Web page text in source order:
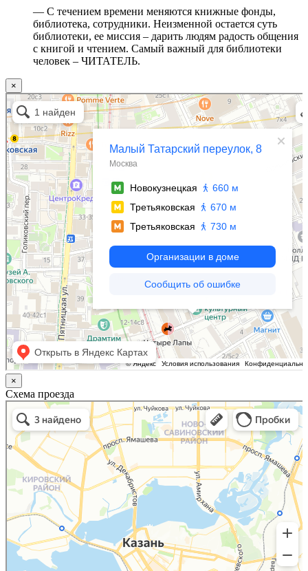
— С течением времени меняются книжные фонды,
библиотека, сотрудники. Неизменной остается суть
библиотеки, ее миссия – дарить людям радость общения
с книгой и чтением. Самый важный для библиотеки
человек – ЧИТАТЕЛЬ.
×
Москва
Малый Татарский переулок, 8 на карте Москвы, ближайшее метро Новокузнецкая —
Яндекс.Карты
×
Схема проезда
Казань
Малый Татарский переулок, 8 на карте Москвы, ближайшее метро Новокузнецкая —
Яндекс.Карты